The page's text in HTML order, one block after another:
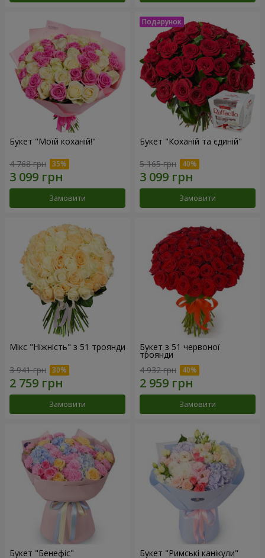
Букет "Моїй коханій!"
4 768 грн
Замовити
Букет "Коханій та єдиній"
5 165 грн
Замовити
Мікс "Ніжність" з 51 троянди
3 941 грн
Замовити
Букет з 51 червоної
троянди
4 932 грн
Замовити
Букет "Бенефіс" Букет "Римські канікули"